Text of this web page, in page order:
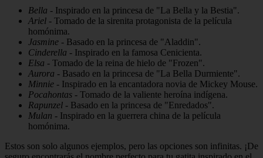
Bella - Inspirado en la princesa de "La Bella y la Bestia".
Ariel - Tomado de la sirenita protagonista de la película
homónima.
Jasmine - Basado en la princesa de "Aladdin".
Cinderella - Inspirado en la famosa Cenicienta.
Elsa - Tomado de la reina de hielo de "Frozen".
Aurora - Basado en la princesa de "La Bella Durmiente".
Minnie - Inspirado en la encantadora novia de Mickey Mouse.
Pocahontas - Tomado de la valiente heroína indígena.
Rapunzel - Basado en la princesa de "Enredados".
Mulan - Inspirado en la guerrera china de la película
homónima.
Estos son solo algunos ejemplos, pero las opciones son infinitas. ¡De